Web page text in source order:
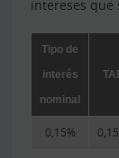
intereses que
Tipo de
interés
nominal
0,15%